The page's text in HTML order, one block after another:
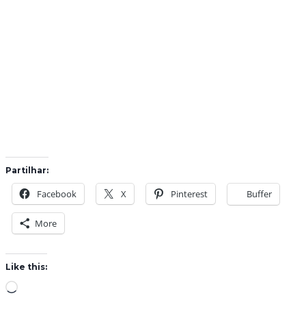
Partilhar:
Facebook X Pinterest Buffer
More
Like this:
L